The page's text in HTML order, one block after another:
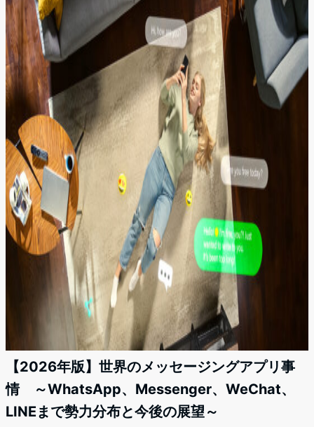
【2026年版】世界のメッセージングアプリ事
情 ～WhatsApp、Messenger、WeChat、
LINEまで勢力分布と今後の展望～